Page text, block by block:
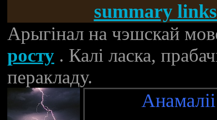
summary
Арыгінал на чэшскай
росту . Калі ласка,
перакладу.